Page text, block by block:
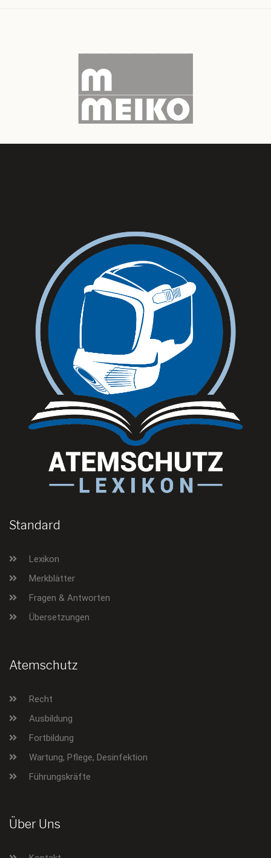
Standard
Lexikon
Merkblätter
Fragen & Antworten
Übersetzungen
Atemschutz
Recht
Ausbildung
Fortbildung
Wartung, Pflege, Desinfektion
Führungskräfte
Über Uns